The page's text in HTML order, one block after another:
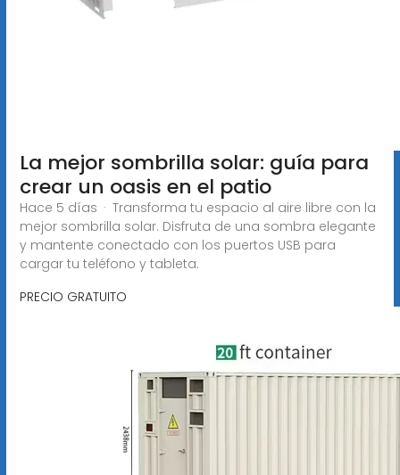
La mejor sombrilla solar: guía para
crear un oasis en el patio
Hace 5 días · Transforma tu espacio al aire libre con la
mejor sombrilla solar. Disfruta de una sombra elegante
y mantente conectado con los puertos USB para
cargar tu teléfono y tableta.
PRECIO GRATUITO